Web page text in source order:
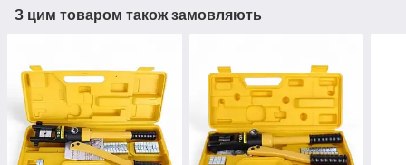
З цим товаром також замовляють